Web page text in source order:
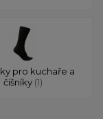
pro kuchaře a
číšníky (1)